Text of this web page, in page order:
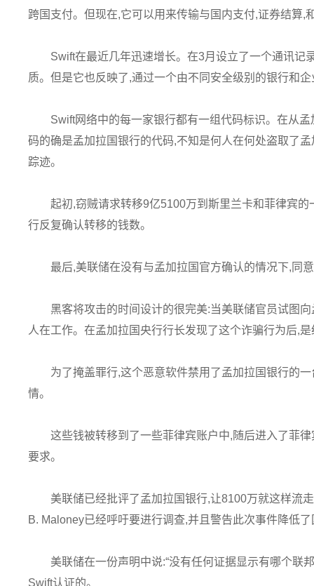
跨国支付。但现在,它可以用来传输与国内支付,证券结算,
Swift在最近几年迅速增长。在3月设立了一个通讯记
质。但是它也反映了,通过一个由不同安全级别的银行和
Swift网络中的每一家银行都有一组代码标识。在从
码的确是孟加拉国银行的代码,不知是何人在何处盗取了
踪迹。
起初,窃贼请求转移9亿5100万到斯里兰卡和菲律宾
行反复确认转移的钱数。
最后,美联储在没有与孟加拉国官方确认的情况下,同
黑客将攻击的时间设计的很完美:当美联储官员试图
人在工作。在孟加拉国央行行长发现了这个诈骗行为后,
为了掩盖罪行,这个恶意软件禁用了孟加拉国银行的
情。
这些钱被转移到了一些菲律宾账户中,随后进入了菲
要求。
美联储已经批评了孟加拉国银行,让8100万就这样流
B. Maloney已经呼吁要进行调查,并且警告此次事件降低
美联储在一份声明中说:“没有任何证据显示有哪个联
Swift认证的。